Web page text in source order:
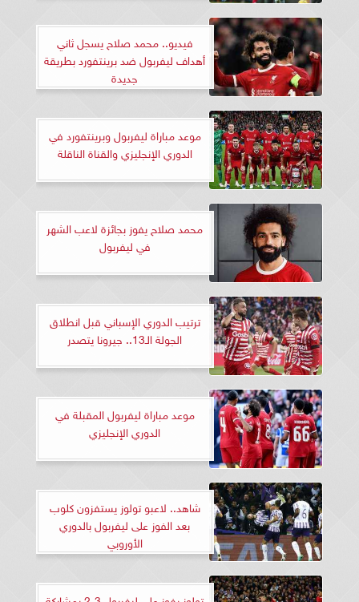
فيديو.. محمد صلاح يسجل ثاني
أهداف ليفربول ضد برينتفورد بطريقة
جديدة
موعد مباراة ليفربول وبرينتفورد في
الدوري الإنجليزي والقناة الناقلة
محمد صلاح يفوز بجائزة لاعب الشهر
في ليفربول
ترتيب الدوري الإسباني قبل انطلاق
الجولة الـ13.. جيرونا يتصدر
موعد مباراة ليفربول المقبلة في
الدوري الإنجليزي
شاهد.. لاعبو تولوز يستفزون كلوب
بعد الفوز على ليفربول بالدوري
الأوروبي